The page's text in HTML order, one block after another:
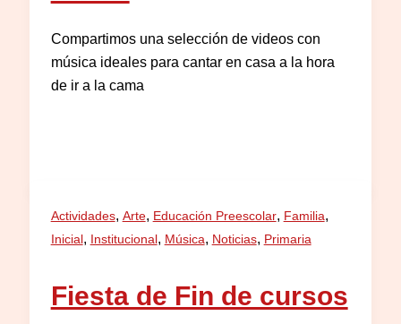
Compartimos una selección de videos con
música ideales para cantar en casa a la hora
de ir a la cama
Actividades, Arte, Educación Preescolar, Familia,
Inicial, Institucional, Música, Noticias, Primaria
Fiesta de Fin de cursos